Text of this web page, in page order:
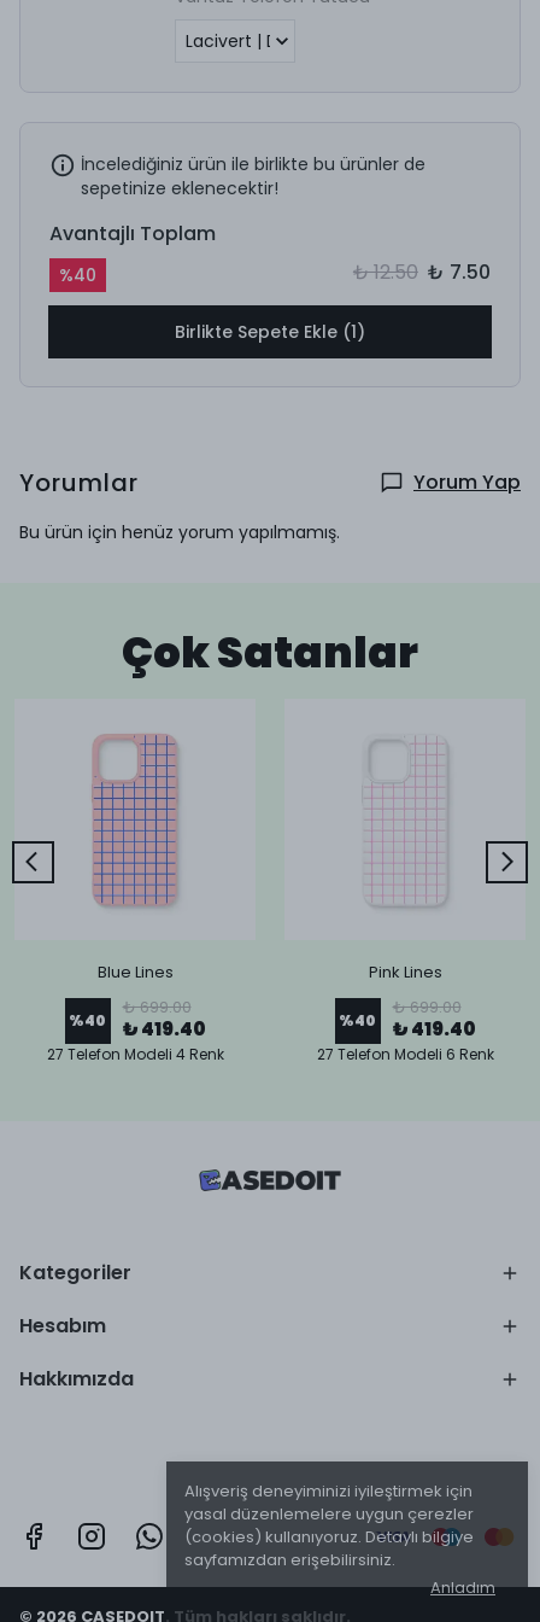
Alışveriş deneyiminizi iyileştirmek için
yasal düzenlemelere uygun çerezler
(cookies) kullanıyoruz. Detaylı bilgiye
sayfamızdan erişebilirsiniz.
Anladım
İncelediğiniz ürün ile birlikte bu ürünler de
sepetinize eklenecektir!
Avantajlı Toplam
%40 ₺ 12.50 ₺ 7.50
Birlikte Sepete Ekle (1)
Yorumlar Yorum Yap
Bu ürün için henüz yorum yapılmamış.
Çok Satanlar
Blue Lines
%40
₺ 699.00
₺ 419.40
27 Telefon Modeli 4 Renk
Pink Lines
%40
₺ 699.00
₺ 419.40
27 Telefon Modeli 6 Renk
Kategoriler
Hesabım
Hakkımızda
© 2026 CASEDOIT. Tüm hakları saklıdır.